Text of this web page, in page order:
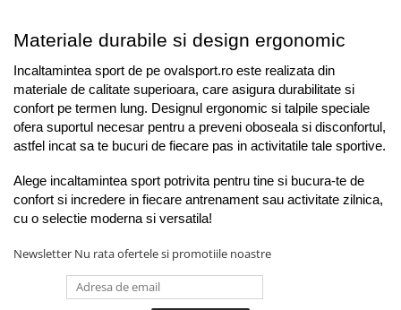
Materiale durabile si design ergonomic
Incaltamintea sport de pe ovalsport.ro este realizata din
materiale de calitate superioara, care asigura durabilitate si
confort pe termen lung. Designul ergonomic si talpile speciale
ofera suportul necesar pentru a preveni oboseala si disconfortul,
astfel incat sa te bucuri de fiecare pas in activitatile tale sportive.
Alege incaltamintea sport potrivita pentru tine si bucura-te de
confort si incredere in fiecare antrenament sau activitate zilnica,
cu o selectie moderna si versatila!
Newsletter Nu rata ofertele si promotiile noastre